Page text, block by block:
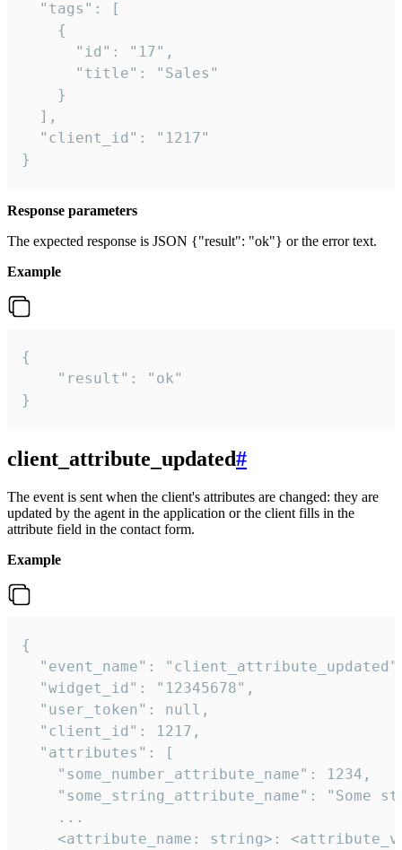
  "tags": [
    {
      "id": "17",
      "title": "Sales"
    }
  ],
  "client_id": "1217"
}
Response parameters
The expected response is JSON {"result": "ok"} or the error text.
Example
{
    "result": "ok"
}
client_attribute_updated#
The event is sent when the client's attributes are changed: they are
updated by the agent in the application or the client fills in the
attribute field in the contact form.
Example
{
"event_name":
  "widget_id": "12345678",
  "user_token": null,
  "client_id": 1217,
  "attributes": [
    "some_number_attribute_name": 1234,
"some_string_attribute_name": "Some
    ...
<attribute_name: string>: